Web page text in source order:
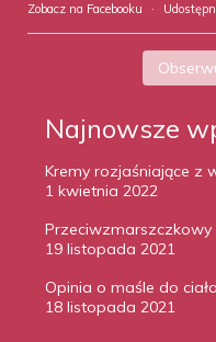
Zobacz na Facebooku ·
Najnowsze
Kremy rozjaśniające z
1 kwietnia 2022
Przeciwzmarszczkowy
19 listopada 2021
Opinia o maśle do
18 listopada 2021